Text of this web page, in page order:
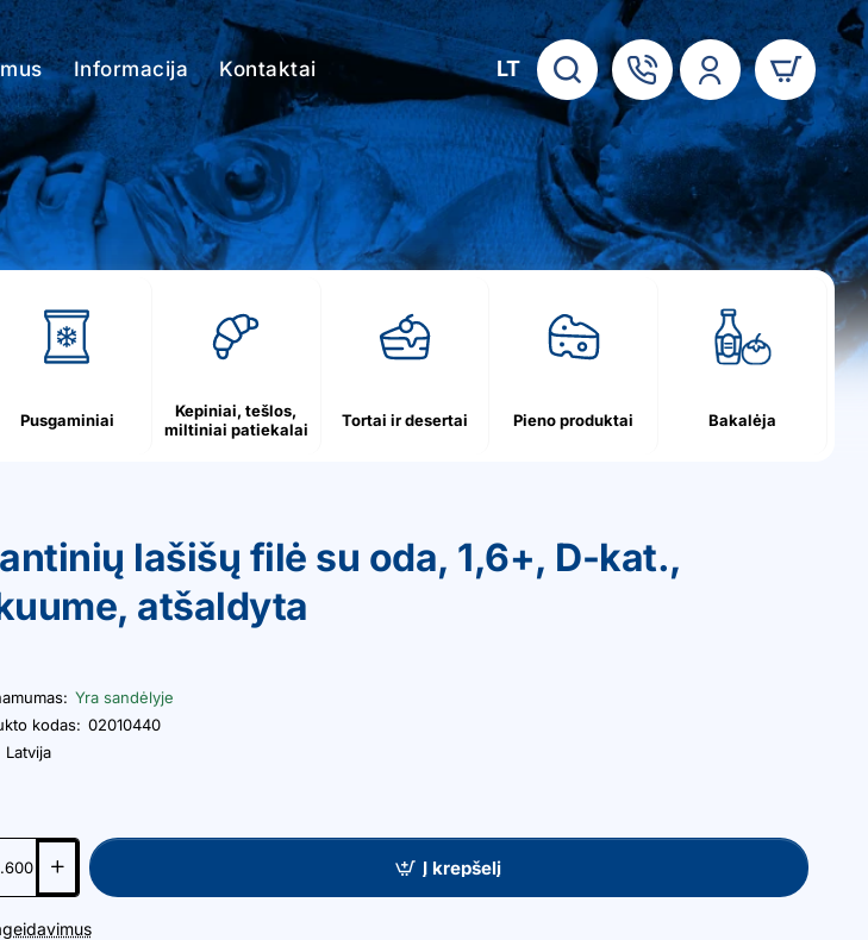
Informacija Kontaktai LT
Pusgaminiai
Kepiniai, tešlos,
miltiniai patiekalai
Tortai ir desertai Pieno produktai Bakalėja
lašišų filė su oda, 1,6+, D-kat.,
atšaldyta
Yra sandėlyje
kodas: 02010440
Latvija
Į krepšelį